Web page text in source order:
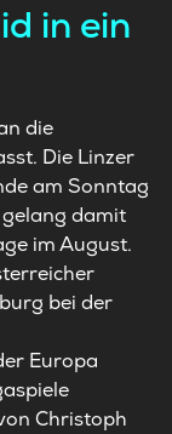
in ein
die
Die Linzer
am Sonntag
gelang damit
im August.
bei der
Europa
Christoph